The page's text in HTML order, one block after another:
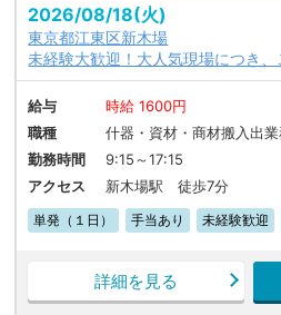
2026/08/18(火)
東京都江東区新木場
未経験大歓迎！大人気現場につき、
給与
時給 1600円
職種
什器・資材・商材搬入出
勤務時間
9:15～17:15
アクセス
新木場駅 徒歩7分
単発（１日） 手当あり 未経験歓迎
詳細を見る